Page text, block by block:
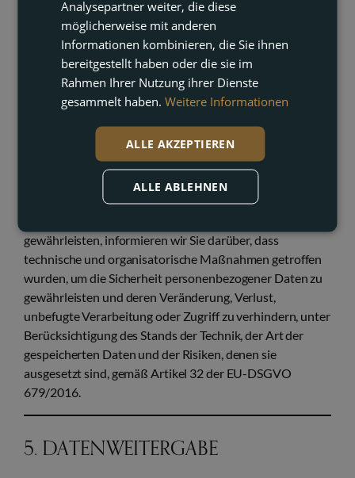
Die erhobenen Daten beziehen sich auf
Identifikationsdaten wie: Vor- und Nachname,
Telefonnummer, Postanschrift, Firma, E-Mail-Adresse
und die IP-Adresse, von der aus auf das
Datenerhebungsformular zugegriffen wird.
4. SICHERHEITSMASSNAHMEN
Im Einklang mit unserer Verpflichtung, die Sicherheit und
gewährleisten, informieren wir Sie darüber, dass
technische und organisatorische Maßnahmen getroffen
wurden, um die Sicherheit personenbezogener Daten zu
gewährleisten und deren Veränderung, Verlust,
unbefugte Verarbeitung oder Zugriff zu verhindern, unter
Berücksichtigung des Stands der Technik, der Art der
gespeicherten Daten und der Risiken, denen sie
ausgesetzt sind, gemäß Artikel 32 der EU-DSGVO
679/2016.
5. DATENWEITERGABE
Analysepartner weiter, die diese
möglicherweise mit anderen
Informationen kombinieren, die Sie ihnen
bereitgestellt haben oder die sie im
Rahmen Ihrer Nutzung ihrer Dienste
gesammelt haben. Weitere Informationen
ALLE AKZEPTIEREN
ALLE ABLEHNEN